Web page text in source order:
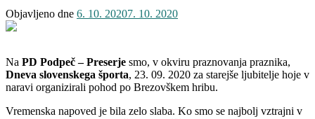
Objavljeno dne 6. 10. 20207. 10. 2020
Na PD Podpeč – Preserje smo, v okviru praznovanja praznika,
Dneva slovenskega športa, 23. 09. 2020 za starejše ljubitelje hoje v
naravi organizirali pohod po Brezovškem hribu.
Vremenska napoved je bila zelo slaba. Ko smo se najbolj vztrajni v